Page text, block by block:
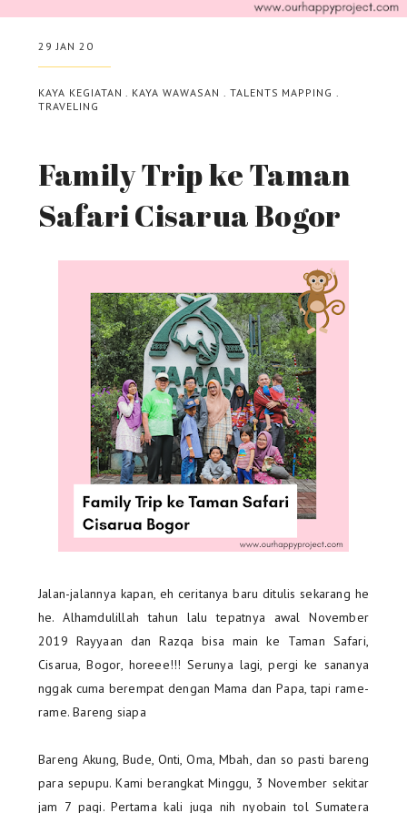
29 JAN 20
KAYA KEGIATAN KAYA WAWASAN TALENTS MAPPING
TRAVELING
Family Trip ke Taman
Safari Cisarua Bogor
Jalan-jalannya kapan, eh ceritanya baru ditulis sekarang he
he. Alhamdulillah tahun lalu tepatnya awal November
2019 Rayyaan dan Razqa bisa main ke Taman Safari,
Cisarua, Bogor, horeee!!! Serunya lagi, pergi ke sananya
nggak cuma berempat dengan Mama dan Papa, tapi rame-
rame. Bareng siapa
Bareng Akung, Bude, Onti, Oma, Mbah, dan so pasti bareng
para sepupu. Kami berangkat Minggu, 3 November sekitar
jam 7 pagi. Pertama kali juga nih nyobain tol Sumatera